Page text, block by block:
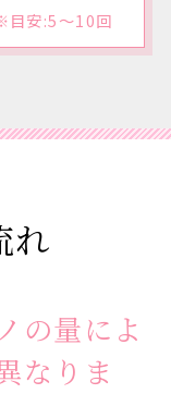
目安:5〜10回
れ
の量によ
なりま